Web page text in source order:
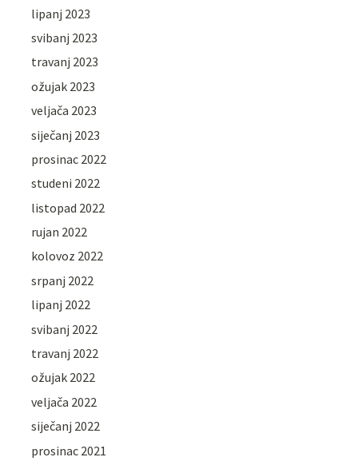
lipanj 2023
svibanj 2023
travanj 2023
ožujak 2023
veljača 2023
siječanj 2023
prosinac 2022
studeni 2022
listopad 2022
rujan 2022
kolovoz 2022
srpanj 2022
lipanj 2022
svibanj 2022
travanj 2022
ožujak 2022
veljača 2022
siječanj 2022
prosinac 2021